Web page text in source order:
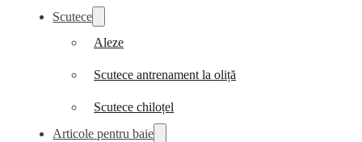
Scutece
Aleze
Scutece antrenament la oliță
Scutece chiloțel
Articole pentru baie